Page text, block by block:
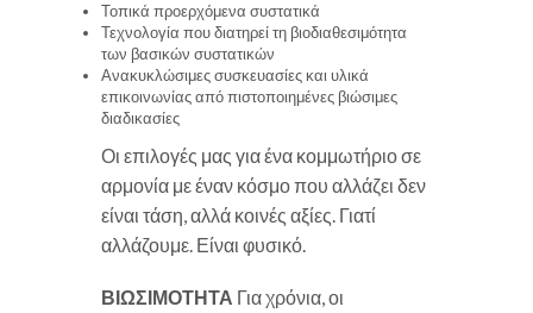
Τοπικά προερχόμενα συστατικά
Τεχνολογία που διατηρεί τη βιοδιαθεσιμότητα
των βασικών συστατικών
Ανακυκλώσιμες συσκευασίες και υλικά
επικοινωνίας από πιστοποιημένες βιώσιμες
διαδικασίες
Οι επιλογές μας για ένα κομμωτήριο σε
αρμονία με έναν κόσμο που αλλάζει δεν
είναι τάση, αλλά κοινές αξίες. Γιατί
αλλάζουμε. Είναι φυσικό.
ΒΙΩΣΙΜΟΤΗΤΑ Για χρόνια, οι